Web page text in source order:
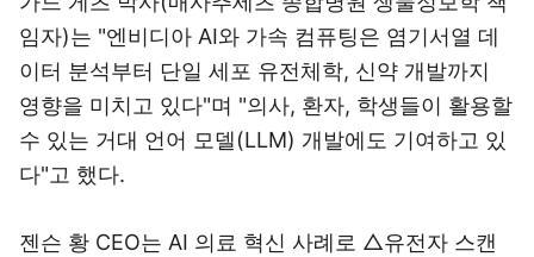
임자)는 "엔비디아 AI와 가속 컴퓨팅은 염기서열 데
이터 분석부터 단일 세포 유전체학, 신약 개발까지
영향을 미치고 있다"며 "의사, 환자, 학생들이 활용할
수 있는 거대 언어 모델(LLM) 개발에도 기여하고 있
다"고 했다.
젠슨 황 CEO는 AI 의료 혁신 사례로 △유전자 스캔